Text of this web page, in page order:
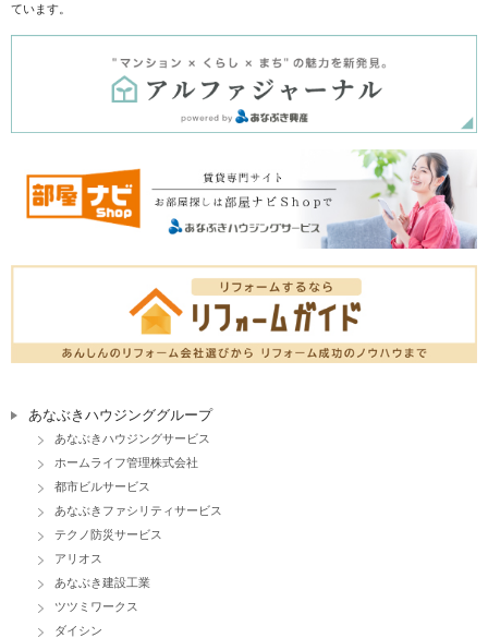
ています。
あなぶきハウジンググループ
あなぶきハウジングサービス
ホームライフ管理株式会社
都市ビルサービス
あなぶきファシリティサービス
テクノ防災サービス
アリオス
あなぶき建設工業
ツツミワークス
ダイシン